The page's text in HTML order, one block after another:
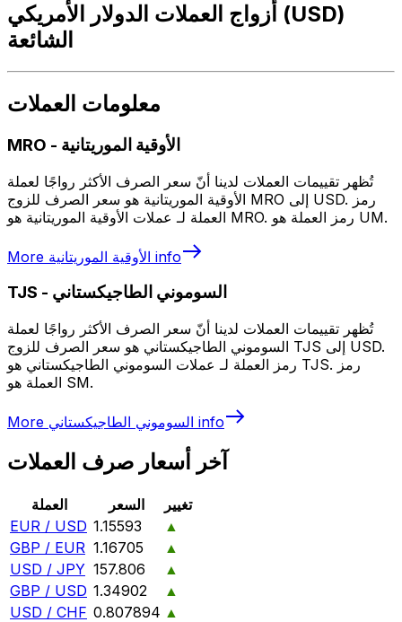
أزواج العملات الدولار الأمريكي (USD)
الشائعة
معلومات العملات
MRO - الأوقية الموريتانية
تُظهر تقييمات العملات لدينا أنّ سعر الصرف الأكثر رواجًا لعملة
الأوقية الموريتانية هو سعر الصرف للزوج MRO إلى USD. رمز
العملة لـ عملات الأوقية الموريتانية هو MRO. رمز العملة هو UM.
More الأوقية الموريتانية info
TJS - السوموني الطاجيكستاني
تُظهر تقييمات العملات لدينا أنّ سعر الصرف الأكثر رواجًا لعملة
السوموني الطاجيكستاني هو سعر الصرف للزوج TJS إلى USD.
رمز العملة لـ عملات السوموني الطاجيكستاني هو TJS. رمز
العملة هو SM.
More السوموني الطاجيكستاني info
آخر أسعار صرف العملات
العملة السعر
تغيير
EUR / USD 1.15593
▲
GBP / EUR 1.16705
▲
USD / JPY 157.806
▲
GBP / USD 1.34902
▲
USD / CHF 0.807894 ▲